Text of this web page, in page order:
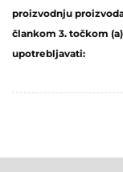
proizvodnju
člankom 3. točkom
upotrebljavati: